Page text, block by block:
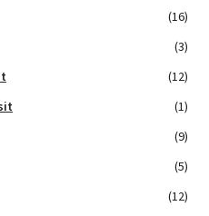
(16)
(3)
(12)
(1)
(9)
(5)
(12)